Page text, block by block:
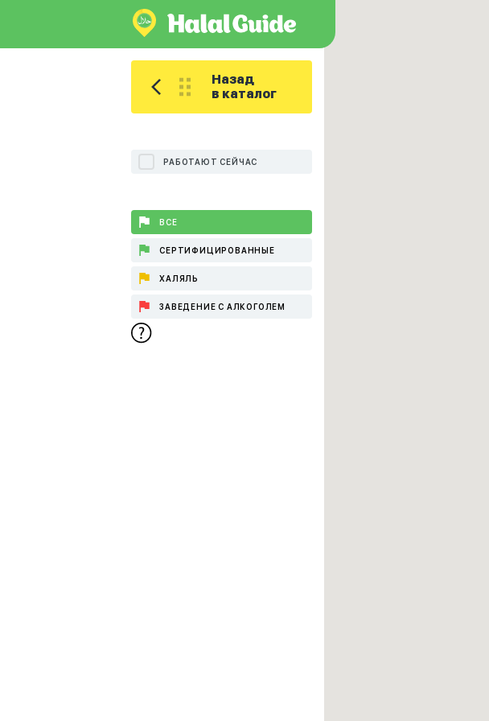
Назад
в каталог
РАБОТАЮТ СЕЙЧАС
ВСЕ
СЕРТИФИЦИРОВАННЫЕ
ХАЛЯЛЬ
ЗАВЕДЕНИЕ С АЛКОГОЛЕМ